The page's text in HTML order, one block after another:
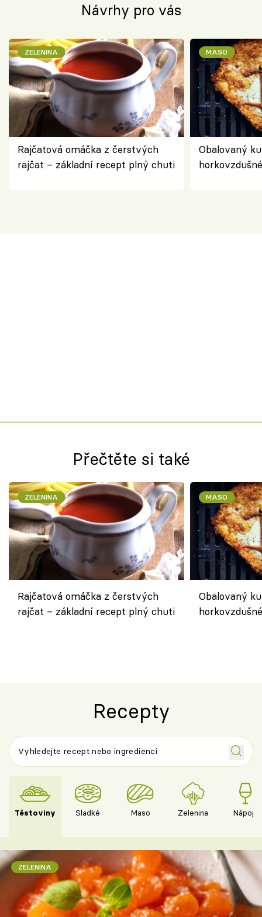
Návrhy pro vás
ZELENINA
Rajčatová omáčka z čerstvých
rajčat – základní recept plný chuti
MASO
Obalovaný
Přečtěte si také
ZELENINA
Rajčatová omáčka z čerstvých
rajčat – základní recept plný chuti
MASO
Obalovaný
Recepty
Těstoviny Sladké Maso Zelenina Nápoje
ZELENINA